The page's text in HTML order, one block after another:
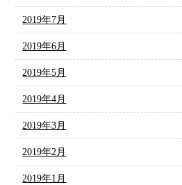
2019年7月
2019年6月
2019年5月
2019年4月
2019年3月
2019年2月
2019年1月